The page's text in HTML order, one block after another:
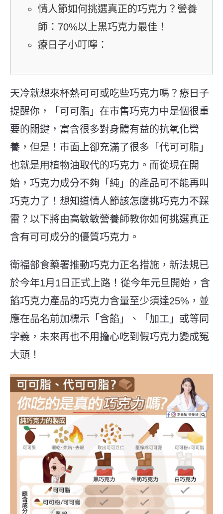
情人節如何挑選真正的巧克力？營養
師：70%以上黑巧克力最佳！
療日子小叮嚀：
天冷就想來杯熱可可或吃些巧克力嗎？療日子
提醒你，
「可可脂」在市售巧克力中是個很重
要的關鍵，富含很多對身體有益的抗氧化營
養，但是！市面上卻充滿了很多「代可可脂」
也就是用植物油取代的巧克力。 而從現在開
始，巧克力成分不夠「純」的產品可不能再叫
巧克力了！想知道情人節該怎麼挑巧克力不踩
雷？ 以下將由高敏敏營養師教你如何挑選真正
含有可可成分的優質巧克力。
衛福部食藥署推動巧克力正名措施，新法規已
於今年1月1日正式上路！從今年元旦開始，含
餡巧克力產品的巧克力含量至少須達25%，並
應在品名前加標示「含餡」、「加工」或等同
字義，未來再也不用擔心吃到假巧克力變成冤
大頭！